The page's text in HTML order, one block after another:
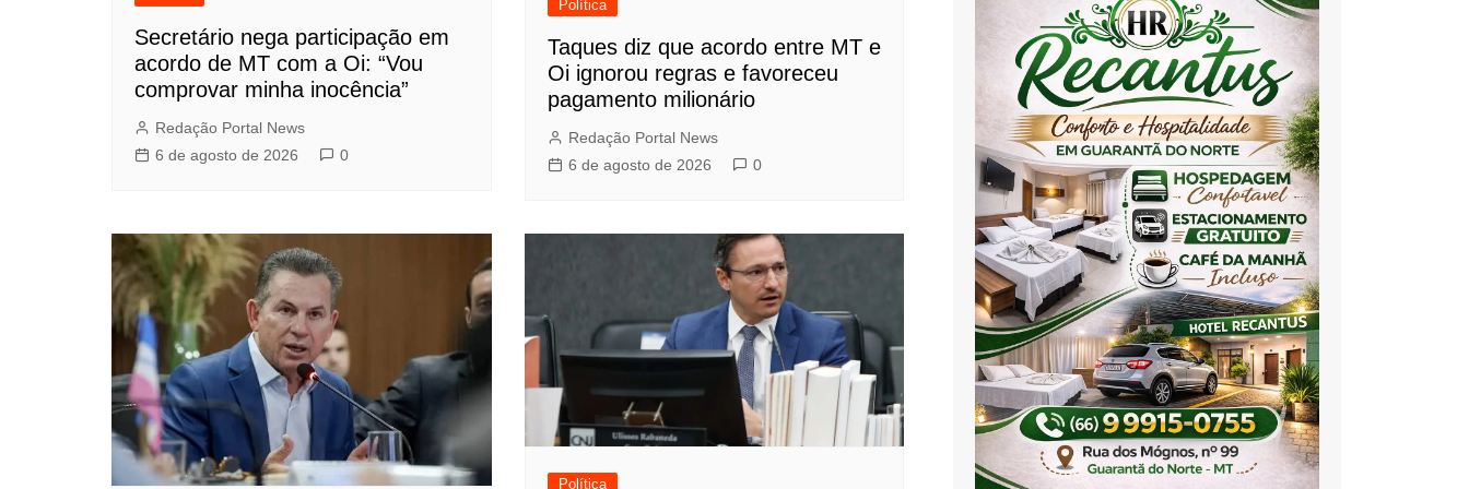
Secretário nega participação em
acordo de MT com a Oi: “Vou
comprovar minha inocência”
Redação Portal News
6 de agosto de 2026
0
Política
Taques diz que acordo entre MT e
Oi ignorou regras e favoreceu
pagamento milionário
Redação Portal News
6 de agosto de 2026
0
Política